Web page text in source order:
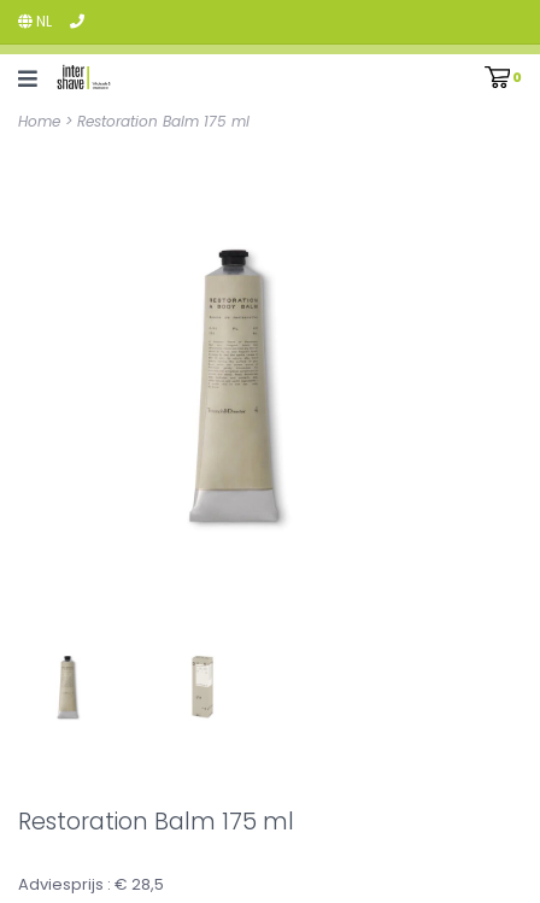
NL
0
Home > Restoration Balm 175 ml
Restoration Balm 175 ml
Adviesprijs : € 28,5